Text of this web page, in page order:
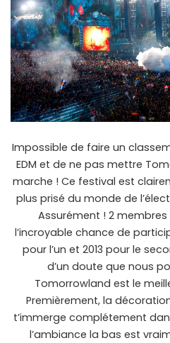
Impossible de faire un
EDM et de ne pas mettre
marche ! Ce festival est
plus prisé du monde de
Assurément ! 2
l’incroyable chance de
pour l’un et 2013 pour le
d’un doute que nous
Tomorrowland est le
Premièrement, la
t’immerge complétement
l’ambiance la bas est